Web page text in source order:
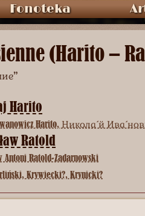
Fonoteka
(Harito –
Harito
Iwanowicz Harito, Никола́й
Ratold
Antoni Ratold-Zadarnowski
Krywiecki?, Krynicki?